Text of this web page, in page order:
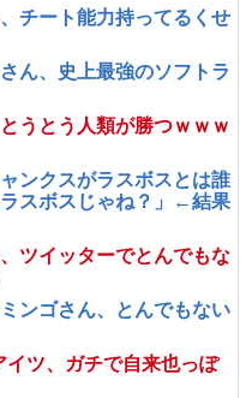
チート能力持ってるくせ
ん、史上最強のソフトラ
うとう人類が勝つｗｗｗ
ンクスがラスボスとは誰
スボスじゃね？」←結果
ツイッターでとんでもな
ンゴさん、とんでもない
イツ、ガチで自来也っぽ